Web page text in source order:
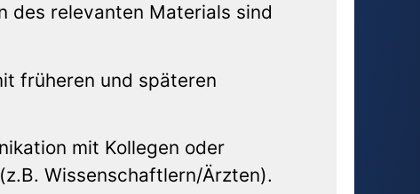
des relevanten Materials sind
früheren und späteren
mit Kollegen oder
Wissenschaftlern/Ärzten).